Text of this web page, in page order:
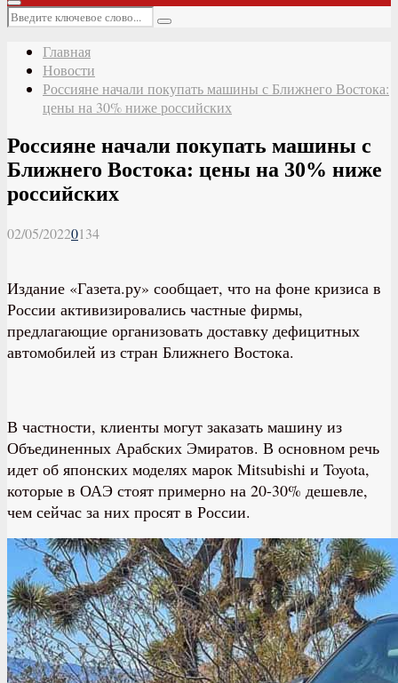
Основное
меню
Искать:
Поиск
Главная
Новости
Россияне начали покупать машины с Ближнего Востока:
цены на 30% ниже российских
Россияне начали покупать машины с
Ближнего Востока: цены на 30% ниже
российских
02/05/20220134
Издание «Газета.ру» сообщает, что на фоне кризиса в
России активизировались частные фирмы,
предлагающие организовать доставку дефицитных
автомобилей из стран Ближнего Востока.
В частности, клиенты могут заказать машину из
Объединенных Арабских Эмиратов. В основном речь
идет об японских моделях марок Mitsubishi и Toyota,
которые в ОАЭ стоят примерно на 20-30% дешевле,
чем сейчас за них просят в России.